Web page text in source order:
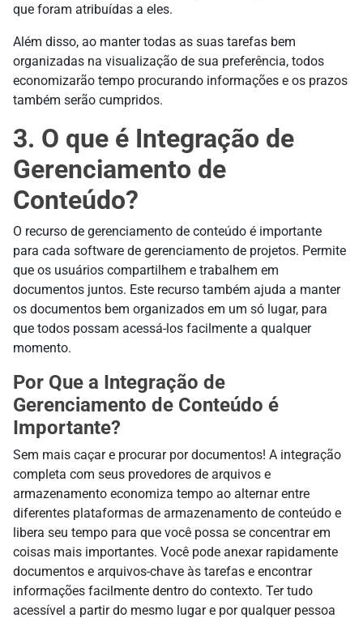
que foram atribuídas a eles.
Além disso, ao manter todas as suas tarefas bem
organizadas na visualização de sua preferência, todos
economizarão tempo procurando informações e os prazos
também serão cumpridos.
3. O que é Integração de
Gerenciamento de
Conteúdo?
O recurso de gerenciamento de conteúdo é importante
para cada software de gerenciamento de projetos. Permite
que os usuários compartilhem e trabalhem em
documentos juntos. Este recurso também ajuda a manter
os documentos bem organizados em um só lugar, para
que todos possam acessá-los facilmente a qualquer
momento.
Por Que a Integração de
Gerenciamento de Conteúdo é
Importante?
Sem mais caçar e procurar por documentos! A integração
completa com seus provedores de arquivos e
armazenamento economiza tempo ao alternar entre
diferentes plataformas de armazenamento de conteúdo e
libera seu tempo para que você possa se concentrar em
coisas mais importantes. Você pode anexar rapidamente
documentos e arquivos-chave às tarefas e encontrar
informações facilmente dentro do contexto. Ter tudo
acessível a partir do mesmo lugar e por qualquer pessoa